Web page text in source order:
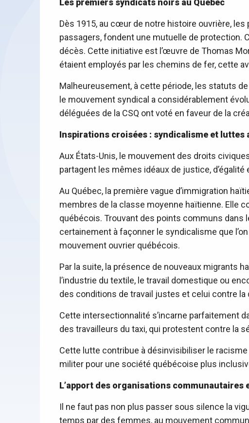
Les premiers syndicats noirs au Québec
Dès 1915, au cœur de notre histoire ouvrière,
passagers, fondent une mutuelle de protection.
décès. Cette initiative est l’œuvre de Thomas
étaient employés par les chemins de fer, cette
Malheureusement, à cette période, les statuts
le mouvement syndical a considérablement
déléguées de la CSQ ont voté en faveur de la
Inspirations croisées : syndicalisme et luttes
Aux États-Unis, le mouvement des droits
partagent les mêmes idéaux de justice,
Au Québec, la première vague d’immigration
membres de la classe moyenne haïtienne. Elle
québécois. Trouvant des points communs
certainement à façonner le syndicalisme que
mouvement ouvrier québécois.
Par la suite, la présence de nouveaux migrants
l’industrie du textile, le travail domestique ou
des conditions de travail justes et celui contre
Cette intersectionnalité s’incarne parfaitement
des travailleurs du taxi, qui protestent contre la
Cette lutte contribue à désinvisibiliser le
militer pour une société québécoise plus
L’apport des organisations communautaires
Il ne faut pas non plus passer sous silence la
temps par des femmes, au mouvement